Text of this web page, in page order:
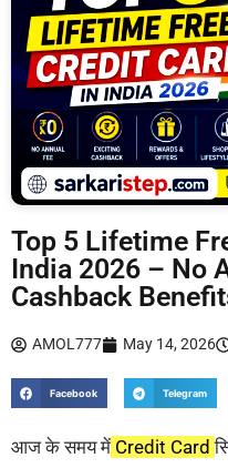
Top 5 Lifetime
India 2026 – No
Cashback
AMOL777 May 14, 2026
Facebook Telegram
आज के समय में Credit Card